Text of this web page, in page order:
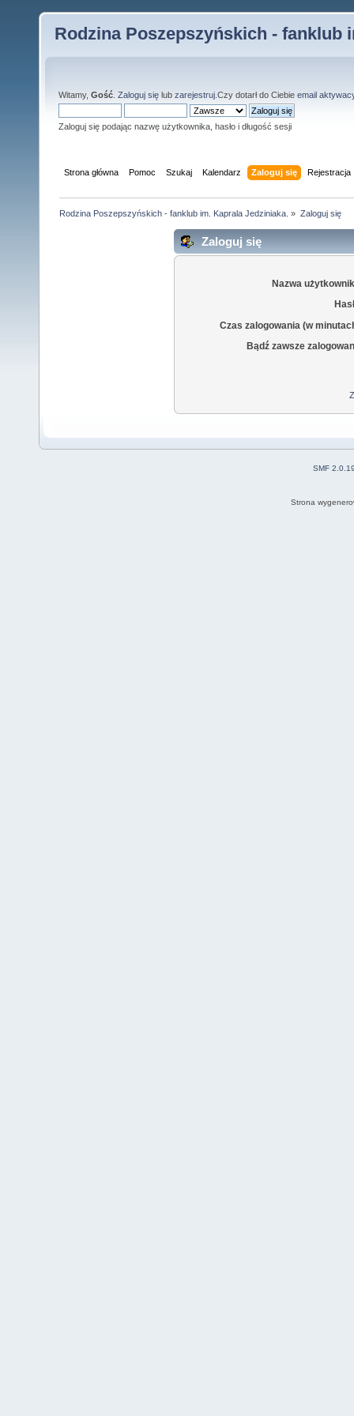
Rodzina Poszepszyńskich - fanklub
Witamy, Gość Zaloguj się lub zarejestruj .Czy dotarł do Ciebie email
Zaloguj się podając nazwę użytkownika, hasło i długość sesji
Strona główna Pomoc Szukaj Kalendarz Zaloguj się Rejestracja
Rodzina Poszepszyńskich - fanklub im. Kaprala Jedziniaka. » Zaloguj się
Zaloguj się
Nazwa
Czas zalogowania (w
Bądź zawsze
SMF
Strona